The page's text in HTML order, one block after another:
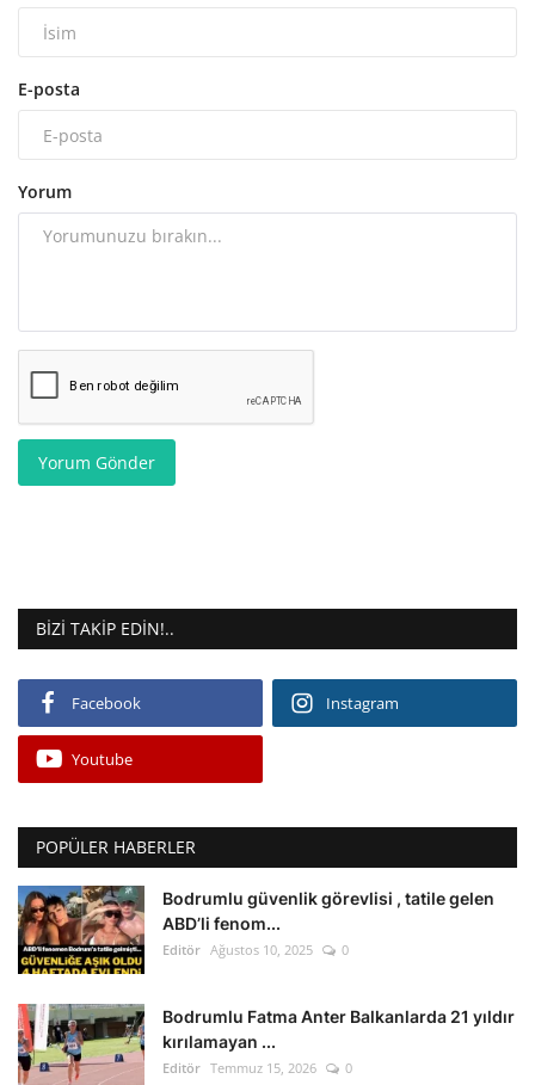
E-posta
Yorum
Yorum Gönder
BIZI TAKIP EDIN!..
Facebook Instagram
Youtube
POPÜLER HABERLER
Bodrumlu güvenlik görevlisi , tatile gelen
ABD’li fenom...
Editör Ağustos 10, 2025 0
Bodrumlu Fatma Anter Balkanlarda 21 yıldır
kırılamayan ...
Editör Temmuz 15, 2026 0